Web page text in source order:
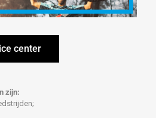
center
zijn: